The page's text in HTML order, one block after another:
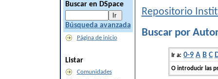
Buscar en DSpace
Búsqueda avanzada
Página de inicio
Listar
Comunidades
Repositorio
Buscar por
Ir a: 0-9 A B C
O introducir las